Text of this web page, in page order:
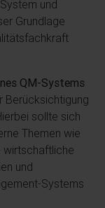
und
Grundlage
QM-Systems
Berücksichtigung
sollte sich
Themen wie
wirtschaftliche
und
Systems